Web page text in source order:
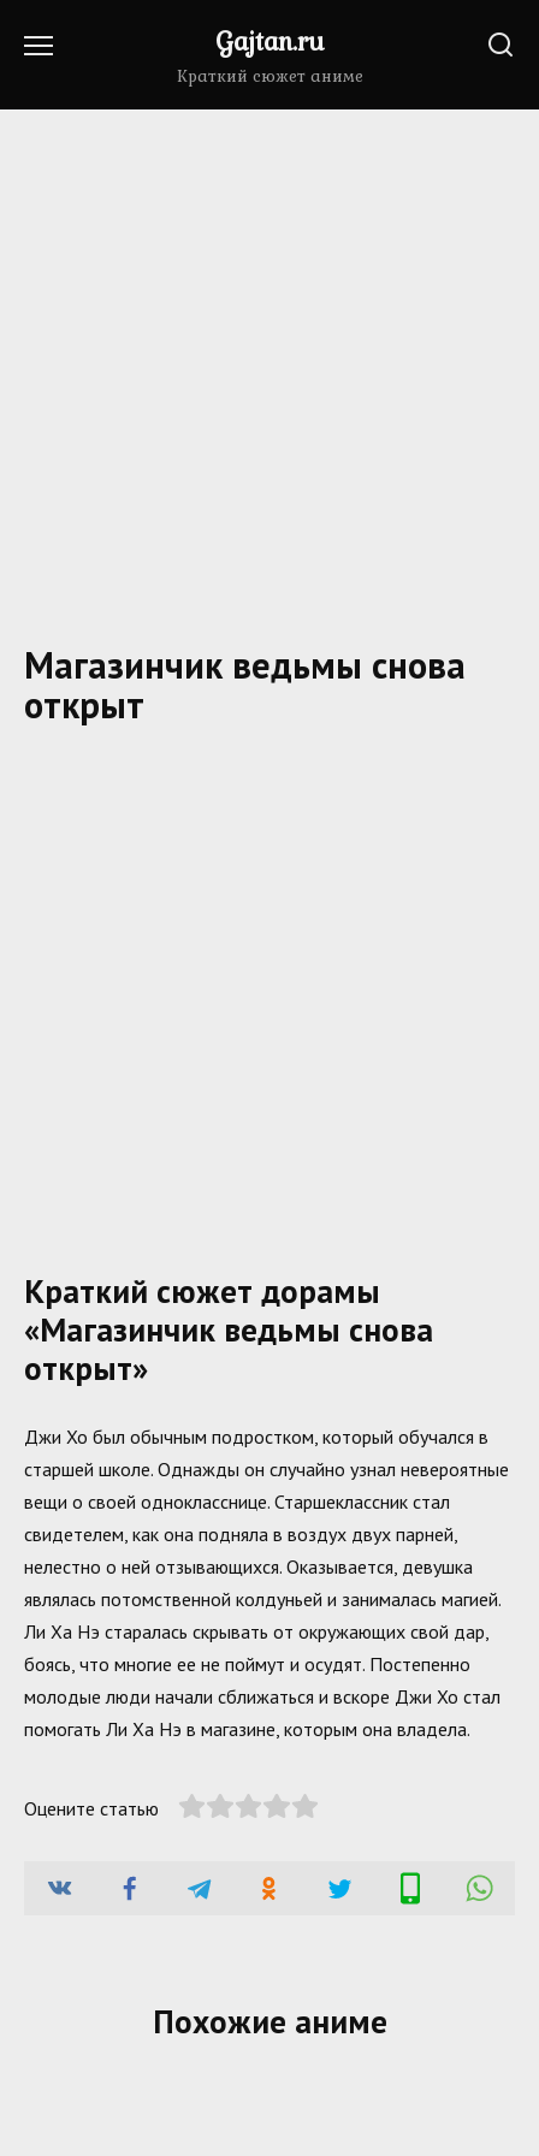
Gajtan.ru
Краткий сюжет аниме
Магазинчик ведьмы снова
открыт
Краткий сюжет дорамы
«Магазинчик ведьмы снова
открыт»
Джи Хо был обычным подростком, который обучался в
старшей школе. Однажды он случайно узнал невероятные
вещи о своей однокласснице. Старшеклассник стал
свидетелем, как она подняла в воздух двух парней,
нелестно о ней отзывающихся. Оказывается, девушка
являлась потомственной колдуньей и занималась магией.
Ли Ха Нэ старалась скрывать от окружающих свой дар,
боясь, что многие ее не поймут и осудят. Постепенно
молодые люди начали сближаться и вскоре Джи Хо стал
помогать Ли Ха Нэ в магазине, которым она владела.
Оцените статью
Похожие аниме